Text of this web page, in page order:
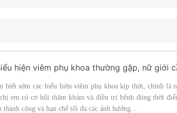
hiện viêm phụ khoa thường gặp, nữ giới
biết sớm các biểu hiện viêm phụ khoa kịp thời, chính là
em có cơ hội thăm khám và điều trị bệnh đúng thời
thành công và hạn chế tối đa các ảnh hưởng...